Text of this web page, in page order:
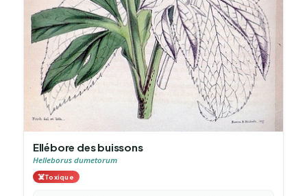
Ellébore des buissons
Helleborus dumetorum
☠️Toxique